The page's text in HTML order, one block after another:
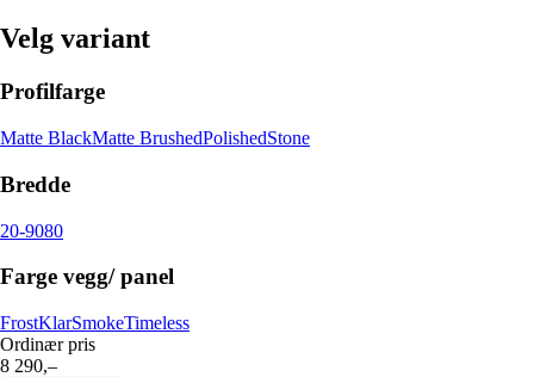
Velg variant
Profilfarge
Matte BlackMatte BrushedPolishedStone
Bredde
20-9080
Farge vegg/ panel
FrostKlarSmokeTimeless
Ordinær pris
8 290,–